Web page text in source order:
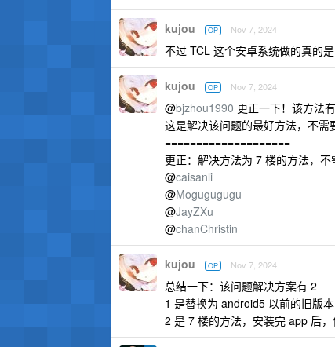
kujou OP Nov 7, 2024
不过 TCL 这个安卓系统做的真的
kujou OP Nov 7, 2024
@bjzhou1990 更正一下！该方法有
这是解决该问题的最好方法，不需
====================
更正：解决方法为 7 楼的方法，不
@caisanli
@Mogugugugu
@JayZXu
@chanChristin
kujou OP Nov 7, 2024
总结一下：该问题解决方案有 2
1 是替换为 android5 以前的旧版
2 是 7 楼的方法，安装完 app 后